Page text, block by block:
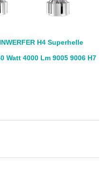
H4 Superhelle
Watt 4000 Lm 9005 9006 H7